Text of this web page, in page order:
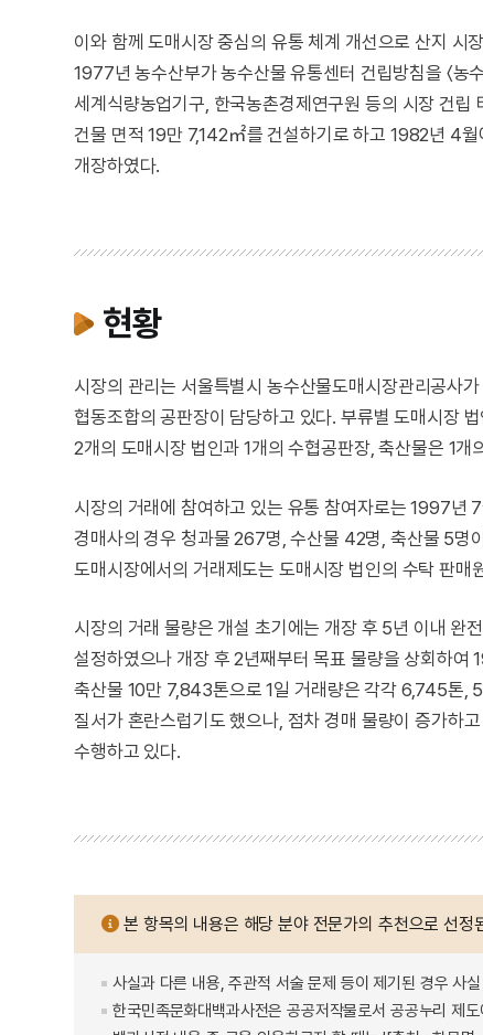
이와 함께 도매시장 중심의 유통 체계 개선으로 산지 시
1977년 농수산부가 농수산물 유통센터 건립방침을 〈농
세계식량농업기구, 한국농촌경제연구원 등의 시장 건
건물 면적 19만 7,142㎡를 건설하기로 하고 1982년 4
개장하였다.
현황
시장의 관리는 서울특별시 농수산물도매시장관리공사
협동조합의 공판장이 담당하고 있다. 부류별 도매시장
2개의 도매시장 법인과 1개의 수협공판장, 축산물은 1
시장의 거래에 참여하고 있는 유통 참여자로는 1997년
경매사의 경우 청과물 267명, 수산물 42명, 축산물 5
도매시장에서의 거래제도는 도매시장 법인의 수탁 판매
시장의 거래 물량은 개설 초기에는 개장 후 5년 이내
설정하였으나 개장 후 2년째부터 목표 물량을 상회하
축산물 10만 7,843톤으로 1일 거래량은 각각 6,745톤,
질서가 혼란스럽기도 했으나, 점차 경매 물량이 증가하
수행하고 있다.
본 항목의 내용은 해당 분야 전문가의 추천으로 선
사실과 다른 내용, 주관적 서술 문제 등이 제기된 경우 사
한국민족문화대백과사전은 공공저작물로서 공공누리 제